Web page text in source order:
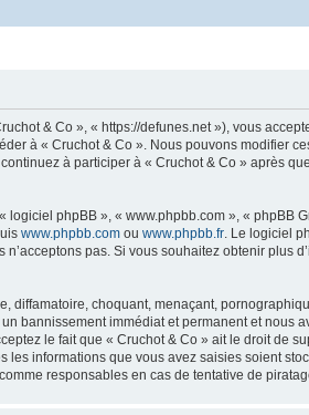
& Co », « https://defunes.net »), vous
à « Cruchot & Co ». Nous pouvons modifier
à participer à « Cruchot & Co » après
phpBB », « www.phpbb.com », «
www.phpbb.com ou www.phpbb.fr . Le logiciel
pas. Si vous souhaitez obtenir plus
choquant, menaçant,
bannissement immédiat et permanent et nous
le fait que « Cruchot & Co » ait le droit de
les informations que vous avez saisies soient
responsables en cas de tentative de